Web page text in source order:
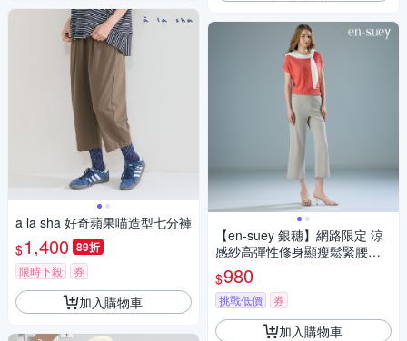
a la sha 好奇蘋果喵造型七分褲
$1,400 89折
限時下殺 券
加入購物車
【en-suey 銀穗】網路限定 涼
感紗高彈性修身顯瘦鬆緊腰休
閒褲
$980
挑戰低價 券
加入購物車